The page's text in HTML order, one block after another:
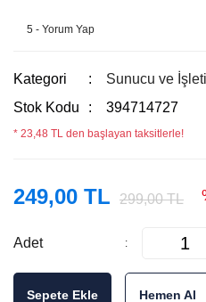
5 - Yorum Yap
Kategori
Sunucu ve
Stok Kodu
394714727
* 23,48 TL den başlayan taksitlerle!
249,00 TL 299,00 TL
Adet
Sepete Ekle Hemen Al